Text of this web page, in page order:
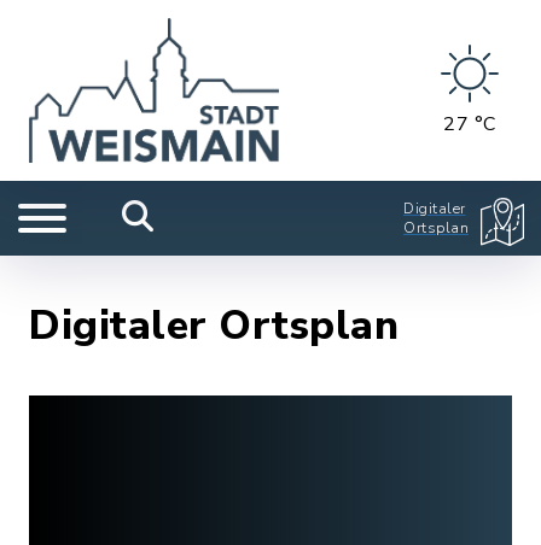
27 °C
Digitaler
Ortsplan
Digitaler Ortsplan